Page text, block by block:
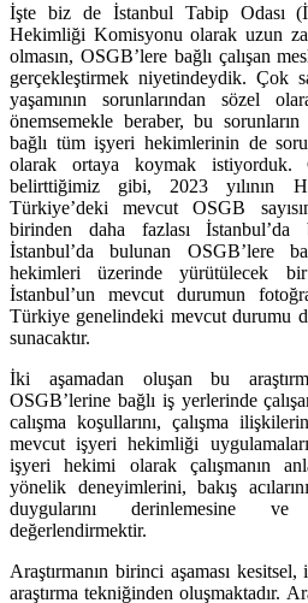
İşte biz de İstanbul Tabip Odası
Hekimliği Komisyonu olarak uzun
olmasın, OSGB’lere bağlı çalışan
gerçekleştirmek niyetindeydik. Çok
yaşamının sorunlarından sözel
önemsemekle beraber, bu
bağlı tüm işyeri hekimlerinin de
olarak ortaya koymak istiyorduk.
belirttiğimiz gibi, 2023 yılının
Türkiye’deki mevcut OSGB
birinden daha fazlası İstanbul’da
İstanbul’da bulunan OSGB’lere
hekimleri üzerinde yürütülecek
İstanbul’un mevcut durumun
Türkiye genelindeki mevcut durumu
sunacaktır.
İki aşamadan oluşan bu
OSGB’lerine bağlı iş yerlerinde
calışma koşullarını, çalışma
mevcut işyeri hekimliği
işyeri hekimi olarak çalışmanın
yönelik deneyimlerini, bakış
duygularını derinlemesine ve
değerlendirmektir.
Araştırmanın birinci aşaması
araştırma tekniğinden oluşmaktadır.